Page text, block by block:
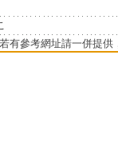
有參考網址請一併提供